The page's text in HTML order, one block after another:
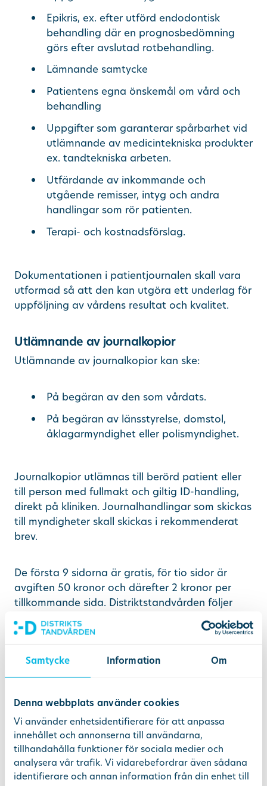
Samtycke Information Om
Denna webbplats använder cookies
Vi använder enhetsidentifierare för att anpassa
innehållet och annonserna till användarna,
tillhandahålla funktioner för sociala medier och
analysera vår trafik. Vi vidarebefordrar även sådana
identifierare och annan information från din enhet till
Epikris, ex. efter utförd endodontisk
behandling där en prognosbedömning
görs efter avslutad rotbehandling.
Lämnande samtycke
Patientens egna önskemål om vård och
behandling
Uppgifter som garanterar spårbarhet vid
utlämnande av medicintekniska produkter
ex. tandtekniska arbeten.
Utfärdande av inkommande och
utgående remisser, intyg och andra
handlingar som rör patienten.
Terapi- och kostnadsförslag.
Dokumentationen i patientjournalen skall vara
utformad så att den kan utgöra ett underlag för
uppföljning av vårdens resultat och kvalitet.
Utlämnande av journalkopior
Utlämnande av journalkopior kan ske:
På begäran av den som vårdats.
På begäran av länsstyrelse, domstol,
åklagarmyndighet eller polismyndighet.
Journalkopior utlämnas till berörd patient eller
till person med fullmakt och giltig ID-handling,
direkt på kliniken. Journalhandlingar som skickas
till myndigheter skall skickas i rekommenderat
brev.
De första 9 sidorna är gratis, för tio sidor är
avgiften 50 kronor och därefter 2 kronor per
tillkommande sida. Distriktstandvården följer
den prissättning som råder inom Stockholms
läns landsting.
Rättelse av journaluppgifter
av journaluppgifter skall ske krävs att den som
är ansvarig för journalföringen är av samma
åsikt. När patienten anser att journaluppgiften
är missvisande eller oriktig skall dokumentering
ske i patientjournalen.